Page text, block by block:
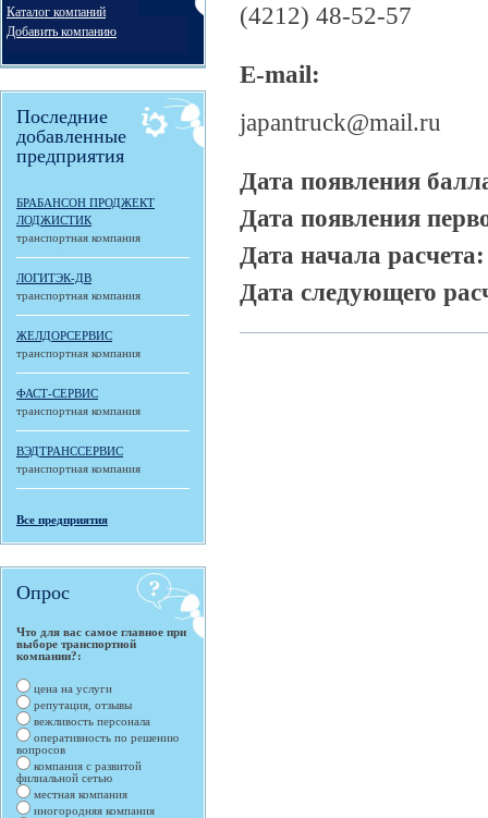
Каталог компаний
Добавить компанию
Последние
добавленные
предприятия
БРАБАНСОН ПРОДЖЕКТ
ЛОДЖИСТИК
транспортная компания
ЛОГИТЭК-ДВ
транспортная компания
ЖЕЛДОРСЕРВИС
транспортная компания
ФАСТ-СЕРВИС
транспортная компания
ВЭДТРАНССЕРВИС
транспортная компания
Все предприятия
Опрос
Что для вас самое главное при
выборе транспортной
компании?:
цена на услуги
репутация, отзывы
вежливость персонала
оперативность по решению
вопросов
компания с развитой
филиальной сетью
местная компания
иногородняя компания
(4212) 48-52-57
E-mail:
japantruck@mail.ru
Дата появления
Дата появления
Дата начала
Дата следующего